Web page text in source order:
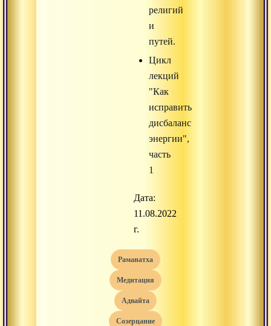
религий
и
путей.
Цикл
лекций
"Как
исправить
дисбаланс
энергии",
часть
1
Дата:
11.08.2022
г.
раманатха
медитация
адвайта
созерцание